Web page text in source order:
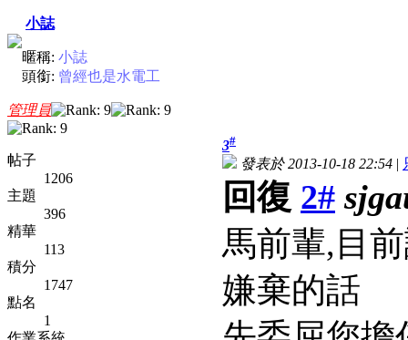
小誌
暱稱: 小誌
頭銜: 曾經也是水電工
管理員
帖子
1206
主題
396
精華
113
積分
1747
點名
1
3#
發表於 2013-10-18 22:54 |
回復 2#
馬前輩,目
嫌棄的話